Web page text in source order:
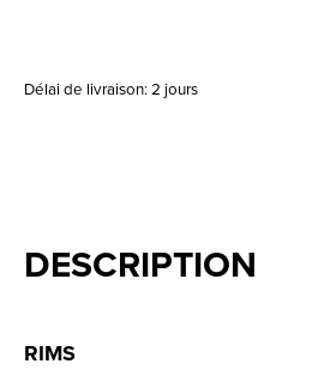
Délai de livraison: 2 jours
DESCRIPTION
RIMS